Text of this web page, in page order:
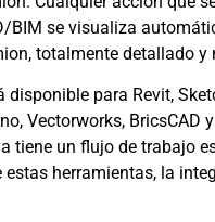
BIM se visualiza
totalmente detallado y
disponible para Revit,
Vectorworks, BricsCAD
tiene un flujo de trabajo
estas herramientas, la